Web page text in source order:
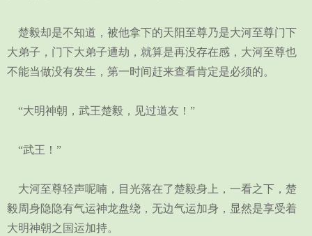
楚毅却是不知道，被他拿下的天阳至尊乃是大河至尊门下
大弟子，门下大弟子遭劫，就算是再没存在感，大河至尊也
不能当做没有发生，第一时间赶来查看肯定是必须的。
“大明神朝，武王楚毅，见过道友！”
“武王！”
大河至尊轻声呢喃，目光落在了楚毅身上，一看之下，楚
毅周身隐隐有气运神龙盘绕，无边气运加身，显然是享受着
大明神朝之国运加持。